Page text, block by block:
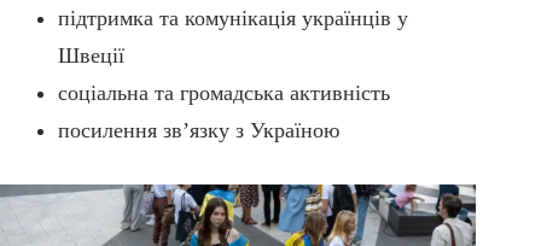
підтримка та комунікація українців у
Швеції
соціальна та громадська активність
посилення зв’язку з Україною